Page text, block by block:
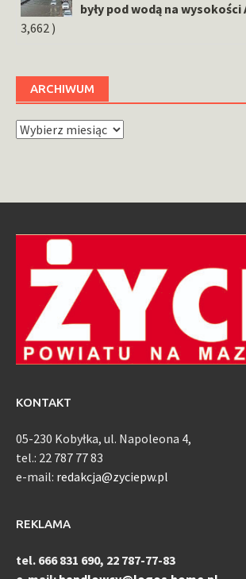
były pod wodą na
3,662 )
ARCHIWUM
Archiwum
KONTAKT
05-230 Kobyłka, ul. Napoleona 4,
tel.: 22 787 77 83
e-mail: redakcja@zyciepw.pl
REKLAMA
tel. 666 831 690, 22 787-77-83